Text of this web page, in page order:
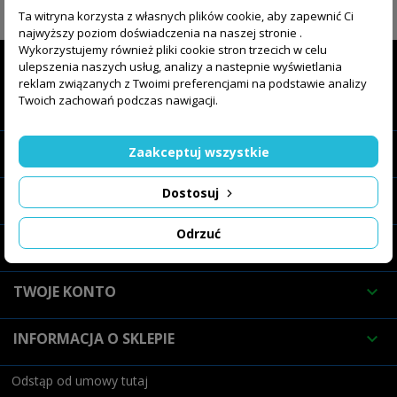
ŚLEDŹ NAS
SKLEP INTERNETOWY
OFERTA 
INFORMACJE 
TWOJE KONTO 
INFORMACJA O SKLEPIE 
Ta witryna korzysta z własnych plików cookie, aby zapewnić Ci
najwyższy poziom doświadczenia na naszej stronie .
Wykorzystujemy również pliki cookie stron trzecich w celu
ulepszenia naszych usług, analizy a nastepnie wyświetlania
reklam związanych z Twoimi preferencjami na podstawie analizy
Twoich zachowań podczas nawigacji.
Odrzuć
Dostosuj
Zaakceptuj wszystkie
Odstąp od umowy tutaj